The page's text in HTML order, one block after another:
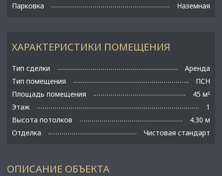
ХАРАКТЕРИСТИКИ ПОМЕЩЕНИЯ
Тип сделки
Аренда
Тип помещения
ПСН
Площадь помещения
45 м²
Этаж
1
Высота потолков
4.30 м
Отделка
Чистовая стандарт
Парковка
Наземная
ОПИСАНИЕ ОБЪЕКТА